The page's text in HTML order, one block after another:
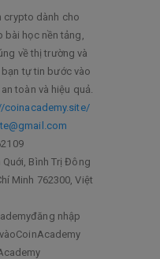
crypto dành cho
học nền tảng,
về thị trường và
tự tin bước vào
toàn và hiệu quả.
coinacademy.site/
Bình Trị Đông
Minh 762300, Việt
nhập